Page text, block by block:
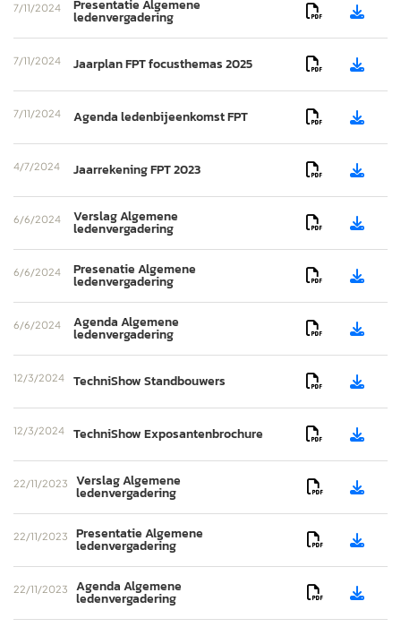
7/11/2024 Presentatie Algemene
ledenvergadering  
7/11/2024 Jaarplan FPT focusthemas 2025  
7/11/2024 Agenda ledenbijeenkomst FPT  
4/7/2024 Jaarrekening FPT 2023  
6/6/2024 Verslag Algemene
ledenvergadering  
6/6/2024 Presenatie Algemene
ledenvergadering  
6/6/2024 Agenda Algemene
ledenvergadering  
12/3/2024 TechniShow Standbouwers  
12/3/2024 TechniShow Exposantenbrochure  
22/11/2023 Verslag Algemene
ledenvergadering  
22/11/2023 Presentatie Algemene
ledenvergadering  
22/11/2023 Agenda Algemene
ledenvergadering  